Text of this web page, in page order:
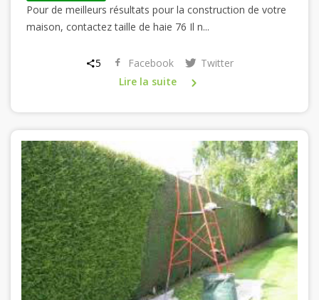
Pour de meilleurs résultats pour la construction de votre
maison, contactez taille de haie 76 Il n...
5 Facebook
Twitter
Lire la suite